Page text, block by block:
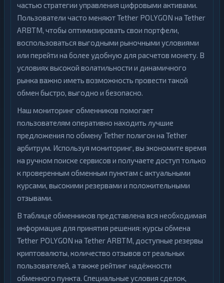
частью стратегии управления цифровыми активами.
Пользователи часто меняют Tether POLYGON на Tether
ARBTM, чтобы оптимизировать свои портфели,
воспользоваться выгодными рыночными условиями
или перейти на более удобную для расчетов монету. В
условиях высокой волатильности и динамичного
рынка важно иметь возможность провести такой
обмен быстро, выгодно и безопасно.
Наш мониторинг обменников помогает
пользователям оперативно находить лучшие
предложения по обмену Tether полигон на Tether
арбитрум. Используя мониторинг, вы экономите время
на ручном поиске сервисов и получаете доступ только
к проверенным обменным пунктам с актуальными
курсами, высокими резервами и положительными
отзывами.
В таблице обменников представлена вся необходимая
информация для принятия решения: курсы обмена
Tether POLYGON на Tether ARBTM, доступные резервы
криптовалюты, количество отзывов от реальных
пользователей, а также рейтинг надёжности
обменного пункта. Специальные условия сделок,